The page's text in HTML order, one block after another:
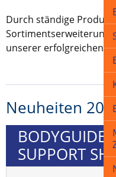
Durch ständige
Sortimentserweiterung
unserer erfolgreichen
Neuheiten
SUPPORT